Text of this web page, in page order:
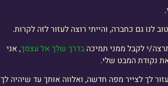
לנו גם כחברה, והייתי רוצה לעזור לזה לקרות.
י לקבל ממני תמיכה בדרך שלך אל עצמך, אני
נקודת המבט שלי.
לך לצייר מפה חדשה, ואלווה אותך עד שיהיה לך